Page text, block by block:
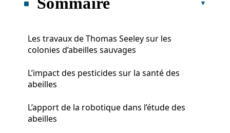
Les travaux de Thomas Seeley sur les
colonies d’abeilles sauvages
L’impact des pesticides sur la santé des
abeilles
L’apport de la robotique dans l’étude des
abeilles